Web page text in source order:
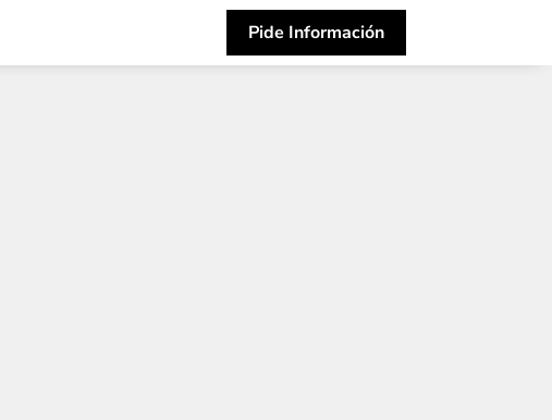
Pide Información